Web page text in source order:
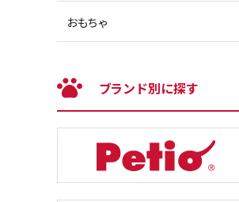
おもちゃ
ブランド別に探す